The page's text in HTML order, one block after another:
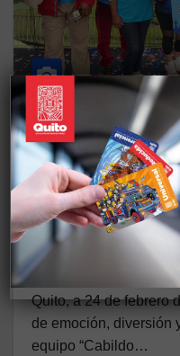
ADMINISTRACIÓN ZONAL
NOTICIAS
PARTICIPACIÓN
Cabildo La
representó a la
gran final del
24 DE FEBRERO DE
Quito, a 24 de febrero
de emoción, diversión
equipo “Cabildo…